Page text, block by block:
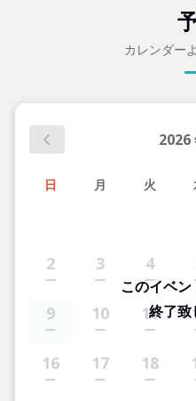
カレンダー
2026
日 月 火
2 3 4
9 10 11
16 17 18
このイベ
終了致